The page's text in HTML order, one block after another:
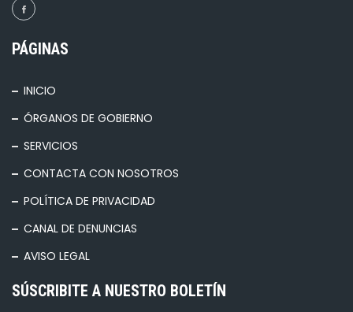
PÁGINAS
INICIO
ÓRGANOS DE GOBIERNO
SERVICIOS
CONTACTA CON NOSOTROS
POLÍTICA DE PRIVACIDAD
CANAL DE DENUNCIAS
AVISO LEGAL
SÚSCRIBITE A NUESTRO BOLETÍN